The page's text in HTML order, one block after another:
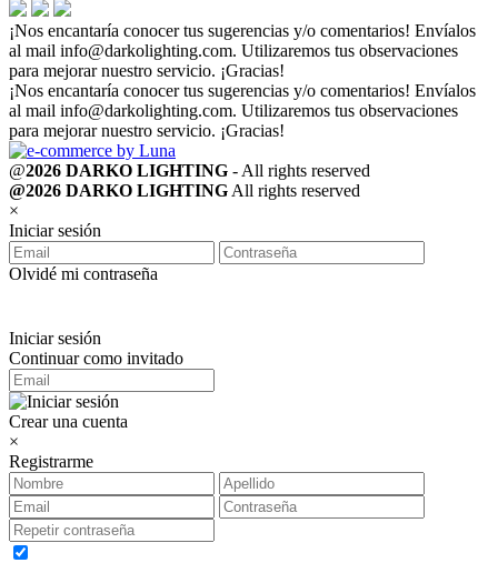
¡Nos encantaría conocer tus sugerencias y/o comentarios! Envíalos
al mail info@darkolighting.com. Utilizaremos tus observaciones
para mejorar nuestro servicio. ¡Gracias!
¡Nos encantaría conocer tus sugerencias y/o comentarios! Envíalos
al mail info@darkolighting.com. Utilizaremos tus observaciones
para mejorar nuestro servicio. ¡Gracias!
@2026 DARKO LIGHTING - All rights reserved
@2026 DARKO LIGHTINGAll rights reserved
×
Iniciar sesión
Olvidé mi contraseña
Iniciar sesión
Continuar como invitado
Crear una cuenta
×
Registrarme